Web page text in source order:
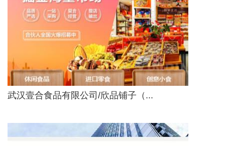
武汉壹合食品有限公司/欣品铺子（...